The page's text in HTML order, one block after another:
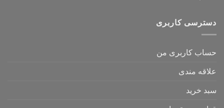
دسترسی کاربری
حساب کاربری من
علاقه مندی
سبد خرید